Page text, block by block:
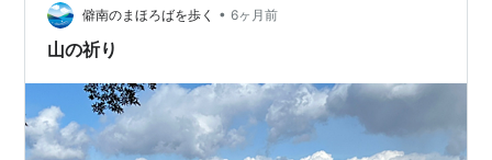
いは細渓川（ほそたにかわ）の流れの潯（ほとり）に、
つきぬ睦語（むつごと）かたり明かし、東雲（しのの
僻南のまほろばを歩く • 6ヶ月前
山の祈り